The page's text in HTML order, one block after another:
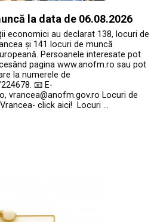
la data de 06.08.2026
economici au declarat 138, locuri de
și 141 locuri de muncă
Persoanele interesate pot
pagina www.anofm.ro sau pot
la numerele de
📧 E-
vrancea@anofm.gov.ro Locuri de
click aici! Locuri …